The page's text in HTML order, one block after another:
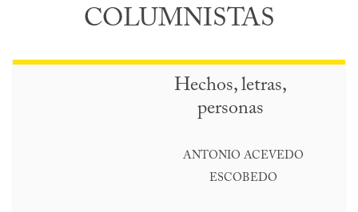
COLUMNISTAS
Hechos, letras,
personas
ANTONIO ACEVEDO
ESCOBEDO